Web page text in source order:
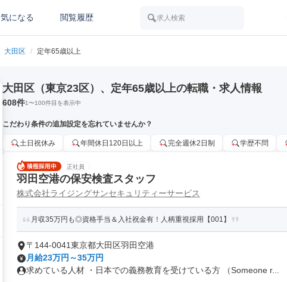
気になる 閲覧履歴 求人検索
大田区 / 定年65歳以上
大田区（東京23区）、定年65歳以上の転職・求人情報
608件1〜100件目を表示中
こだわり条件の追加設定を忘れていませんか？
土日祝休み 年間休日120日以上 完全週休2日制 学歴不問
正社員
羽田空港の保安検査スタッフ
株式会社ライジングサンセキュリティーサービス
月収35万円も◎資格手当＆入社祝金有！人柄重視採用【001】
〒144-0041東京都大田区羽田空港
月給23万円～35万円
求めている人材 ・日本での義務教育を受けている方 （Someone r...